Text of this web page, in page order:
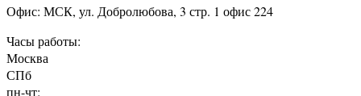
Офис: МСК, ул. Добролюбова, 3 стр. 1 офис 224
Часы работы:
Москва
СПб
пн-чт: